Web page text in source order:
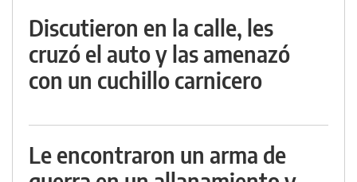
Discutieron en la calle, les
cruzó el auto y las amenazó
con un cuchillo carnicero
Le encontraron un arma de